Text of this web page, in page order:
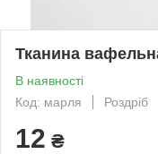
Тканина
В наявності
Код: марля
Роздріб
12 ₴